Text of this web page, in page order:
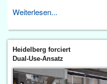
Weiterlesen...
Heidelberg forciert
Dual-Use-Ansatz